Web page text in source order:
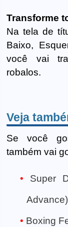
Transforme
Na tela de
Baixo,
você vai
robalos.
Veja
Se você
também vai
Super
Advance)
Boxing